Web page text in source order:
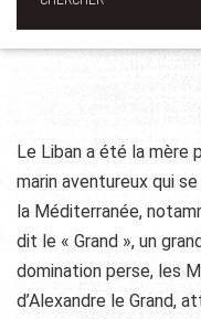
Le Liban a été la mère
marin aventureux qui
la Méditerranée,
dit le « Grand », un
domination perse, les
d’Alexandre le Grand,